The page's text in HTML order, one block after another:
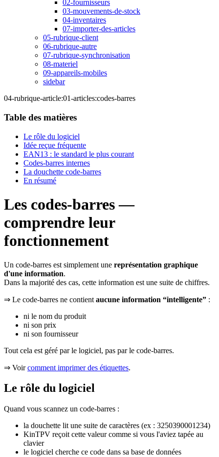
02-fournisseurs
03-mouvements-de-stock
04-inventaires
07-importer-des-articles
05-rubrique-client
06-rubrique-autre
07-rubrique-synchronisation
08-materiel
09-appareils-mobiles
sidebar
04-rubrique-article:01-articles:codes-barres
Table des matières
Le rôle du logiciel
Idée reçue fréquente
EAN13 : le standard le plus courant
Codes-barres internes
La douchette code-barres
En résumé
Les codes-barres —
comprendre leur
fonctionnement
Un code-barres est simplement une représentation graphique
d'une information.
Dans la majorité des cas, cette information est une suite de chiffres.
⇒ Le code-barres ne contient aucune information “intelligente” :
ni le nom du produit
ni son prix
ni son fournisseur
Tout cela est géré par le logiciel, pas par le code-barres.
⇒ Voircomment imprimer des étiquettes.
Le rôle du logiciel
Quand vous scannez un code-barres :
la douchette lit une suite de caractères (ex : 3250390001234)
KinTPV reçoit cette valeur comme si vous l'aviez tapée au
clavier
le logiciel cherche ce code dans sa base de données